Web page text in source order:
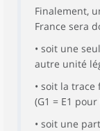
Finalement,
France sera
• soit une
autre unité
• soit la trace
(G1 = E1 pour
• soit une